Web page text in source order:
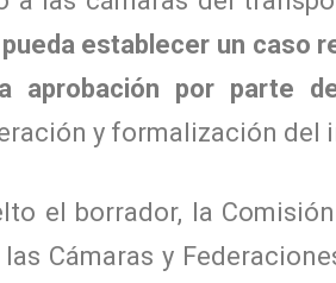
establecer un caso
aprobación por parte
y formalización
el borrador, la
Cámaras y